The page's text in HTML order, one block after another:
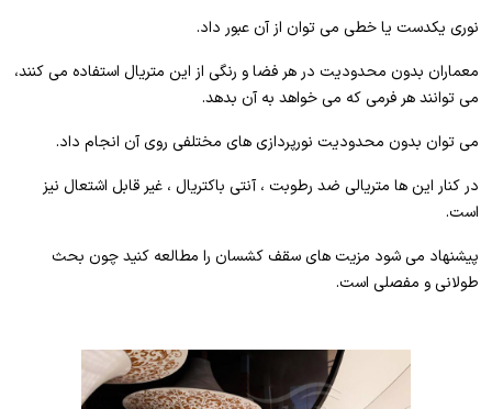
نوری یکدست یا خطی می توان از آن عبور داد.
معماران بدون محدودیت در هر فضا و رنگی از این متریال استفاده می کنند،
می توانند هر فرمی که می خواهد به آن بدهد.
می توان بدون محدودیت نورپردازی های مختلفی روی آن انجام داد.
در کنار این ها متریالی ضد رطوبت ، آنتی باکتریال ، غیر قابل اشتعال نیز
است.
پیشنهاد می شود مزیت های سقف کشسان را مطالعه کنید چون بحث
طولانی و مفصلی است.